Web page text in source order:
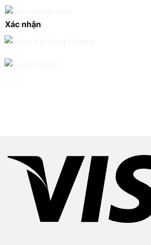
Xác nhận